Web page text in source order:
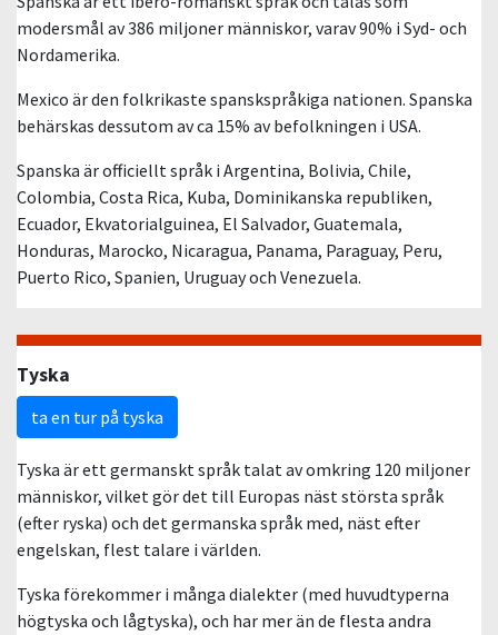
modersmål av 386 miljoner människor, varav 90% i Syd- och
Nordamerika.
Mexico är den folkrikaste spanskspråkiga nationen. Spanska
behärskas dessutom av ca 15% av befolkningen i USA.
Spanska är officiellt språk i Argentina, Bolivia, Chile,
Colombia, Costa Rica, Kuba, Dominikanska republiken,
Ecuador, Ekvatorialguinea, El Salvador, Guatemala,
Honduras, Marocko, Nicaragua, Panama, Paraguay, Peru,
Puerto Rico, Spanien, Uruguay och Venezuela.
Tyska
ta en tur på tyska
Tyska är ett germanskt språk talat av omkring 120 miljoner
människor, vilket gör det till Europas näst största språk
(efter ryska) och det germanska språk med, näst efter
engelskan, flest talare i världen.
Tyska förekommer i många dialekter (med huvudtyperna
högtyska och lågtyska), och har mer än de flesta andra